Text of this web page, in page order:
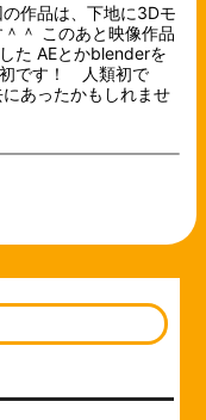
作品は、下地に3Dモ
＾ このあと映像作品
た AEとかblenderを
です！ 人類初で
あったかもしれませ